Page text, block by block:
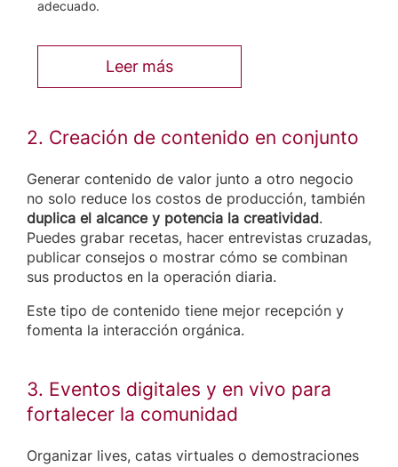
adecuado.
Leer más
2. Creación de contenido en conjunto
Generar contenido de valor junto a otro negocio
no solo reduce los costos de producción, también
duplica el alcance y potencia la creatividad.
Puedes grabar recetas, hacer entrevistas cruzadas,
publicar consejos o mostrar cómo se combinan
sus productos en la operación diaria.
Este tipo de contenido tiene mejor recepción y
fomenta la interacción orgánica.
3. Eventos digitales y en vivo para
fortalecer la comunidad
Organizar lives, catas virtuales o demostraciones